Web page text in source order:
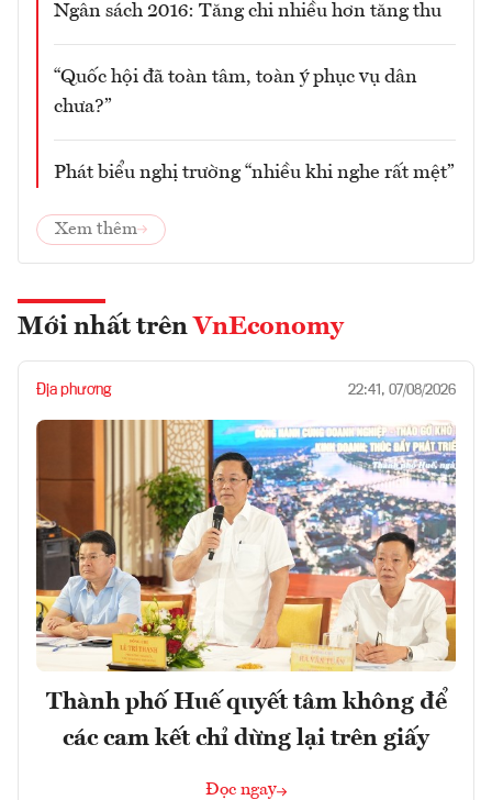
Ngân sách 2016: Tăng chi nhiều hơn tăng thu
“Quốc hội đã toàn tâm, toàn ý phục vụ dân
chưa?”
Phát biểu nghị trường “nhiều khi nghe rất mệt”
Xem thêm
Mới nhất trên VnEconomy
Địa phương 22:41, 07/08/2026
Thành phố Huế quyết tâm không để
các cam kết chỉ dừng lại trên giấy
Đọc ngay